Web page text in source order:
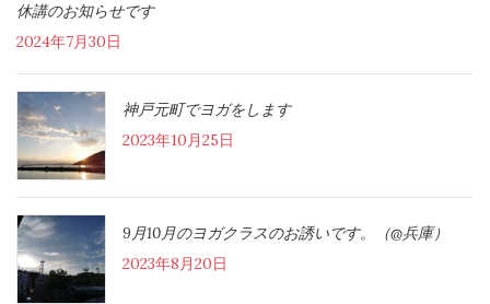
休講のお知らせです
2024年7月30日
神戸元町でヨガをします
2023年10月25日
9月10月のヨガクラスのお誘いです。（@兵庫）
2023年8月20日